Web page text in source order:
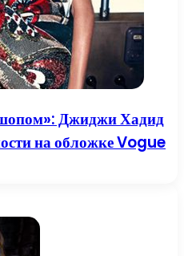
Джиджи Хадид
на обложке Vogue